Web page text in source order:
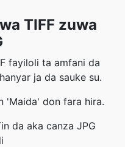
TIFF zuwa
fayiloli ta amfani da
ja da sauke su.
'Maida' don fara hira.
da aka canza JPG